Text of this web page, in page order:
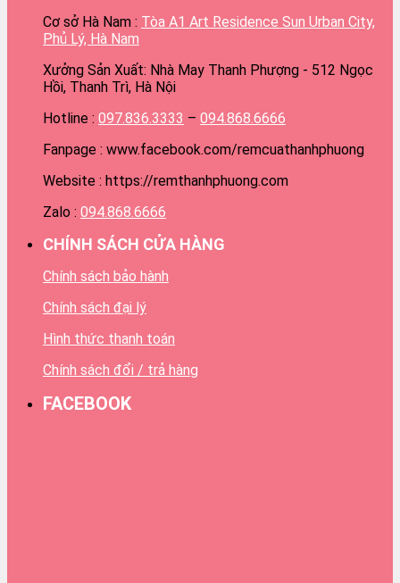
Cơ sở Hà Nam : Tòa A1 Art Residence Sun Urban City,
Phủ Lý, Hà Nam
Xưởng Sản Xuất: Nhà May Thanh Phượng - 512 Ngọc
Hồi, Thanh Trì, Hà Nội
Hotline : 097.836.3333 – 094.868.6666
Fanpage : www.facebook.com/remcuathanhphuong
Website : https://remthanhphuong.com
Zalo : 094.868.6666
CHÍNH SÁCH CỬA HÀNG
Chính sách bảo hành
Chính sách đại lý
Hình thức thanh toán
Chính sách đổi / trả hàng
FACEBOOK